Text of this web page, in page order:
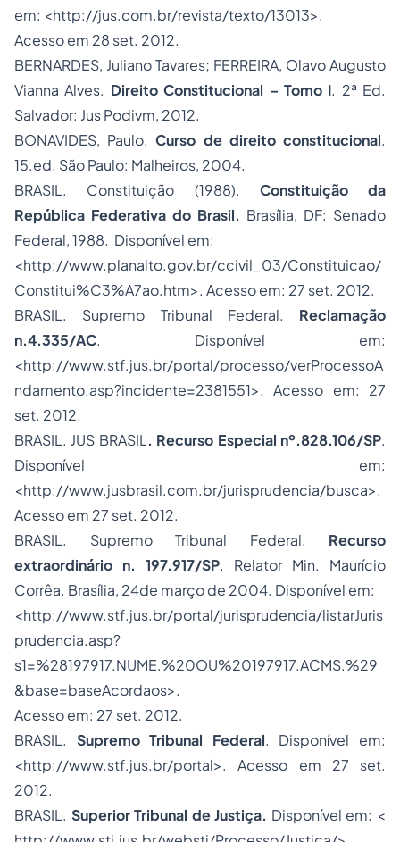
em: <http://jus.com.br/revista/texto/13013>.
Acesso em 28 set. 2012.
BERNARDES, Juliano Tavares; FERREIRA, Olavo Augusto
Vianna Alves. Direito Constitucional – Tomo I. 2ª Ed.
Salvador: Jus Podivm, 2012.
BONAVIDES, Paulo.Curso de direito constitucional.
15.ed. São Paulo: Malheiros, 2004.
BRASIL. Constituição (1988). Constituição da
República Federativa do Brasil. Brasília, DF: Senado
Federal, 1988. Disponível em:
<http://www.planalto.gov.br/ccivil_03/Constituicao/
Constitui%C3%A7ao.htm>. Acesso em: 27 set. 2012.
BRASIL. Supremo Tribunal Federal. Reclamação
n.4.335/AC. Disponível em:
<http://www.stf.jus.br/portal/processo/verProcessoA
ndamento.asp?incidente=2381551>. Acesso em: 27
set. 2012.
BRASIL. JUS BRASIL. Recurso Especial nº.828.106/SP.
Disponível em:
<http://www.jusbrasil.com.br/jurisprudencia/busca>.
Acesso em 27 set. 2012.
BRASIL. Supremo Tribunal Federal. Recurso
extraordinário n. 197.917/SP. Relator Min. Maurício
Corrêa. Brasília, 24de março de 2004. Disponível em:
<http://www.stf.jus.br/portal/jurisprudencia/listarJuris
prudencia.asp?
s1=%28197917.NUME.%20OU%20197917.ACMS.%29
&base=baseAcordaos>.
Acesso em: 27 set. 2012.
BRASIL. Supremo Tribunal Federal. Disponível em:
<http://www.stf.jus.br/portal>. Acesso em 27 set.
2012.
BRASIL. Superior Tribunal de Justiça. Disponível em: <